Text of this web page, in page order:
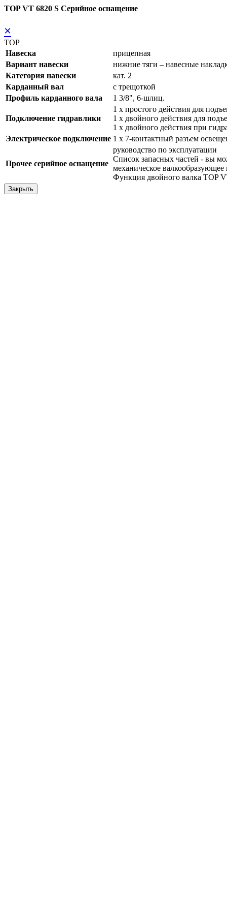
TOP VT 6820 S Серийное оснащение
×
TOP
Навеска
прицепная
Вариант навески
нижние тяги – навесные
Категория навески
кат. 2
Карданный вал
с трещоткой
Профиль карданного вала
1 3/8", 6-шлиц.
Подключение гидравлики
1 x простого действия для
1 x двойного действия для
1 x двойного действия при
Электрическое подключение 1 x 7-контактный разъем
Прочее серийное оснащение
руководство по эксплуатации
Список запасных частей - вы
механическое
Функция двойного валка TOP
Закрыть